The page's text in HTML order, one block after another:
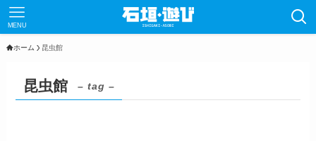
MENU
ホーム 昆虫館
昆虫館 – tag –